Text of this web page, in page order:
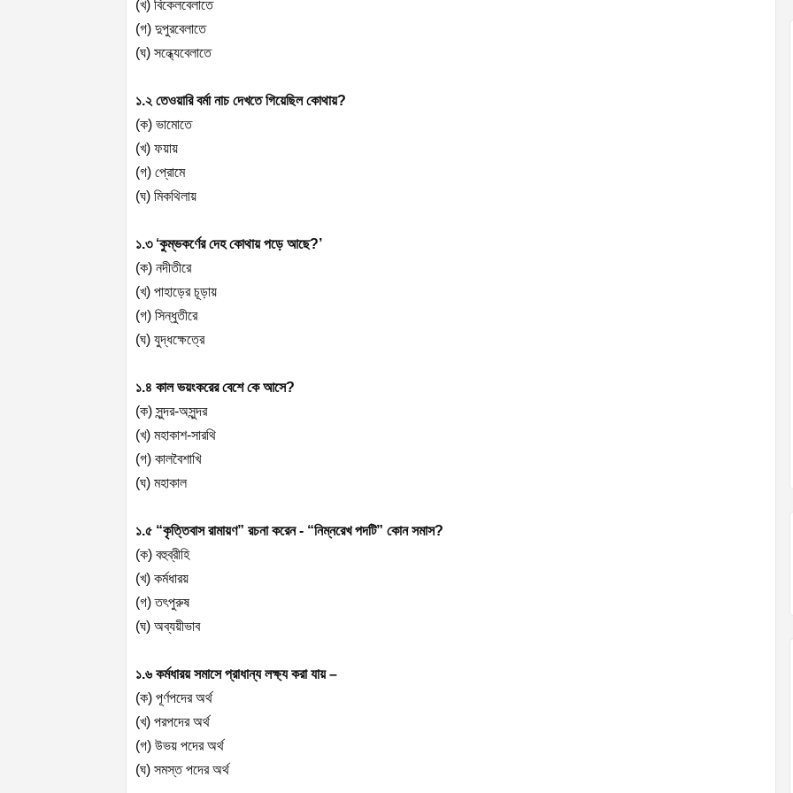
(খ) বিকেলবেলাতে
(গ) দুপুরবেলাতে
(ঘ) সন্ধ্যেবেলাতে
১.২ তেওয়ারি বর্মা নাচ দেখতে গিয়েছিল কোথায়?
(ক) ভামোতে
(খ) ফয়ায়
(গ) প্রোমে
(ঘ) মিকথিলায়
১.৩ ‘কুম্ভকর্ণের দেহ কোথায় পড়ে আছে?’
(ক) নদীতীরে
(খ) পাহাড়ের চূড়ায়
(গ) সিন্ধুতীরে
(ঘ) যুদ্ধক্ষেত্রে
১.৪ কাল ভয়ংকরের বেশে কে আসে?
(ক) সুন্দর-অসুন্দর
(খ) মহাকাশ-সারথি
(গ) কালবৈশাখি
(ঘ) মহাকাল
১.৫ “কৃত্তিবাস রামায়ণ” রচনা করেন - “নিম্নরেখ পদটি” কোন সমাস?
(ক) বহুব্রীহি
(খ) কর্মধারয়
(গ) তৎপুরুষ
(ঘ) অব্যয়ীভাব
১.৬ কর্মধারয় সমাসে প্রাধান্য লক্ষ্য করা যায় –
(ক) পূর্ণপদের অর্থ
(খ) পরপদের অর্থ
(গ) উভয় পদের অর্থ
(ঘ) সমস্ত পদের অর্থ